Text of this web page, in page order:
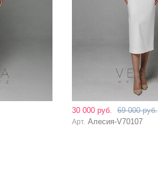
30 000 руб. 69 000 руб.
Арт. Алесия-V70107